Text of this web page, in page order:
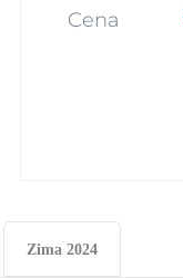
Cena
Zima 2024